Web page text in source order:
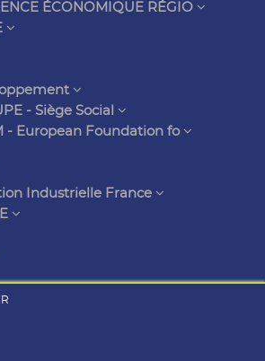
ÉCONOMIQUE RÉGIO
- Siège Social
- European Foundation fo
Industrielle France